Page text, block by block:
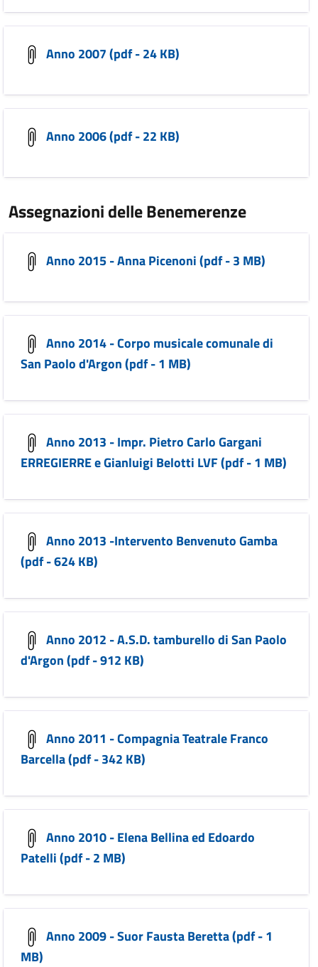
Anno 2007 (pdf - 24 KB)
Anno 2006 (pdf - 22 KB)
Assegnazioni delle Benemerenze
Anno 2015 - Anna Picenoni (pdf - 3 MB)
Anno 2014 - Corpo musicale comunale di
San Paolo d'Argon (pdf - 1 MB)
Anno 2013 - Impr. Pietro Carlo Gargani
ERREGIERRE e Gianluigi Belotti LVF (pdf - 1 MB)
Anno 2013 -Intervento Benvenuto Gamba
(pdf - 624 KB)
Anno 2012 - A.S.D. tamburello di San Paolo
d'Argon (pdf - 912 KB)
Anno 2011 - Compagnia Teatrale Franco
Barcella (pdf - 342 KB)
Anno 2010 - Elena Bellina ed Edoardo
Patelli (pdf - 2 MB)
Anno 2009 - Suor Fausta Beretta (pdf - 1
MB)